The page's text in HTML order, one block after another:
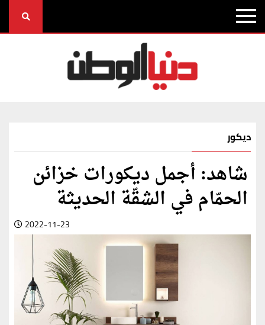
ديكور
شاهد: أجمل ديكورات خزائن
الحمّام في الشقّة الحديثة
2022-11-23